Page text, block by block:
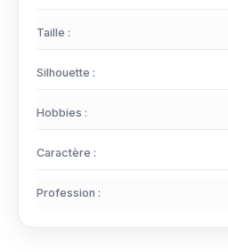
Taille :
Silhouette :
Hobbies :
Caractère :
Profession :